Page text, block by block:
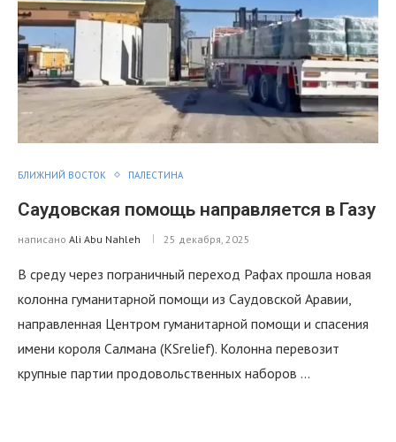
БЛИЖНИЙ ВОСТОК ПАЛЕСТИНА
Саудовская помощь направляется в Газу
написано Ali Abu Nahleh 25 декабря, 2025
В среду через пограничный переход Рафах прошла новая
колонна гуманитарной помощи из Саудовской Аравии,
направленная Центром гуманитарной помощи и спасения
имени короля Салмана (KSrelief). Колонна перевозит
крупные партии продовольственных наборов …